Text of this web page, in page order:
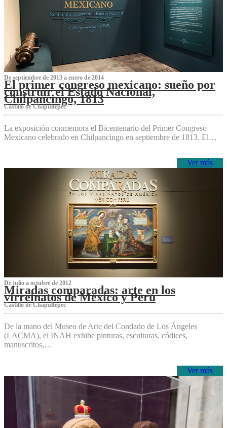
De septiembre de 2013 a enero de 2014
El primer congreso mexicano: sueño por
construir el Estado Nacional,
Chilpancingo, 1813
Castillo de Chapultepec
La exposición conmemora el Bicentenario del Primer Congreso
Mexicano celebrado en Chilpancingo en septiembre de 1813. El…
Ver más
De julio a octubre de 2012
Miradas comparadas: arte en los
virreinatos de México y Perú
Castillo de Chapultepec
De la mano del Museo de Arte del Condado de Los Ángeles
(LACMA), el INAH exhibe pinturas, esculturas, códices,
manuscritos,…
Ver más